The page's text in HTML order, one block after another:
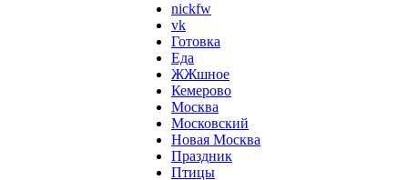
nickfw
vk
Готовка
Еда
ЖЖшное
Кемерово
Москва
Московский
Новая Москва
Праздник
Птицы